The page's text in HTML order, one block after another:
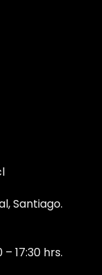
Santiago.
– 17:30 hrs.